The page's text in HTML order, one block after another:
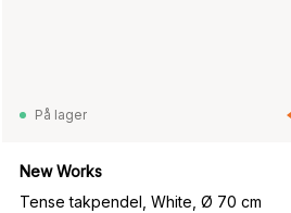
På lager
New Works
Tense takpendel, White, Ø 70 cm